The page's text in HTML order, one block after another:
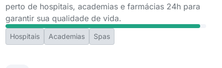
perto de hospitais, academias e farmácias 24h para
garantir sua qualidade de vida.
Hospitais Academias Spas